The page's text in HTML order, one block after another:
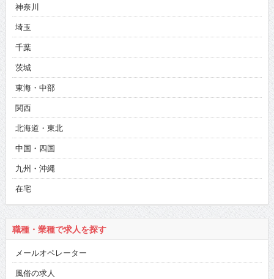
神奈川
埼玉
千葉
茨城
東海・中部
関西
北海道・東北
中国・四国
九州・沖縄
在宅
職種・業種で求人を探す
メールオペレーター
風俗の求人